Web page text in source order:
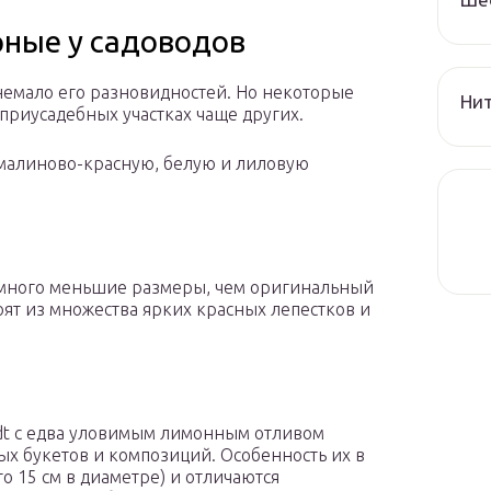
у садоводов
его разновидностей. Но некоторые
участках чаще других.
красную, белую и лиловую
меньшие размеры, чем оригинальный
из множества ярких красных лепестков и
с едва уловимым лимонным отливом
букетов и композиций. Особенность их в
15 см в диаметре) и отличаются